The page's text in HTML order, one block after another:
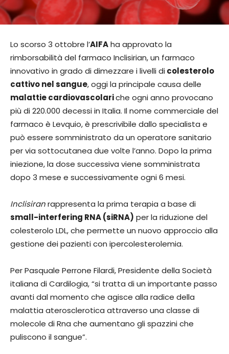
Lo scorso 3 ottobre l’AIFAha approvato la
rimborsabilità del farmaco Inclisirian, un farmaco
innovativo in grado di dimezzare i livelli dicolesterolo
cattivo nel sangue, oggi la principale causa delle
malattie cardiovascolariche ogni anno provocano
più di 220.000 decessi in Italia. Il nome commerciale del
farmaco è Levquio, è prescrivibile dallo specialista e
può essere somministrato da un operatore sanitario
per via sottocutanea due volte l’anno. Dopo la prima
iniezione, la dose successiva viene somministrata
dopo 3 mese e successivamente ogni 6 mesi.
Inclisiranrappresenta la prima terapia a base di
small-interfering RNA (siRNA) per la riduzione del
colesterolo LDL, che permette un nuovo approccio alla
gestione dei pazienti con ipercolesterolemia.
Per Pasquale Perrone Filardi, Presidente della Società
italiana di Cardilogia, “si tratta di un importante passo
avanti dal momento che agisce alla radice della
malattia aterosclerotica attraverso una classe di
molecole di Rna che aumentano gli spazzini che
puliscono il sangue”.